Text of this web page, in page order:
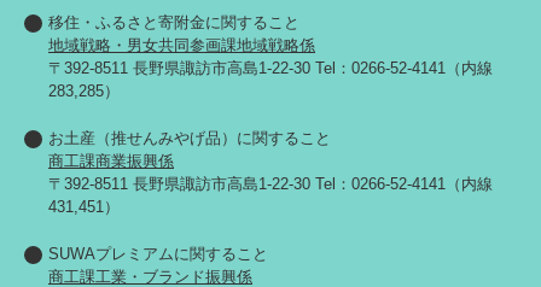
移住・ふるさと寄附金に関すること
地域戦略・男女共同参画課地域戦略係
〒392-8511 長野県諏訪市高島1-22-30 Tel：0266-52-4141（内線
283,285）
お土産（推せんみやげ品）に関すること
商工課商業振興係
〒392-8511 長野県諏訪市高島1-22-30 Tel：0266-52-4141（内線
431,451）
SUWAプレミアムに関すること
商工課工業・ブランド振興係